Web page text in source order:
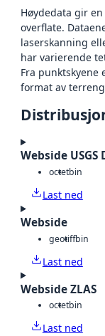
Høydedata gir
overflate.
laserskanning
har varierende
Fra
format av terreng
Webside USGS
octetbin
Last ned
Webside
geotiffbin
Last ned
Webside ZLAS
octetbin
Last ned